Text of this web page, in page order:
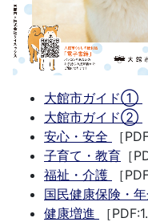
大館市ガイド①
大館市ガイド②
安心・安全
［
子育て・教育 ［
福祉・介護
［
国民健康保険・
健康増進
［